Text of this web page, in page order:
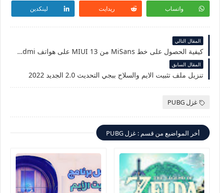
واتساب ريدايت لينكدين
المقال التالي
كيفية الحصول على خط MiSans من MIUI 13 على هواتف Redmi و Poco
المقال السابق
تنزيل ملف تثبيت الايم والسلاح ببجي التحديث 2.0 الجديد 2022
غزل PUBG
أخر المواضيع من قسم : غزل PUBG